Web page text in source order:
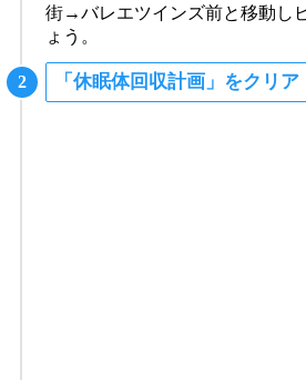
街→バレエツインズ前と移動し
ょう。
「休眠体回収計画」をクリア